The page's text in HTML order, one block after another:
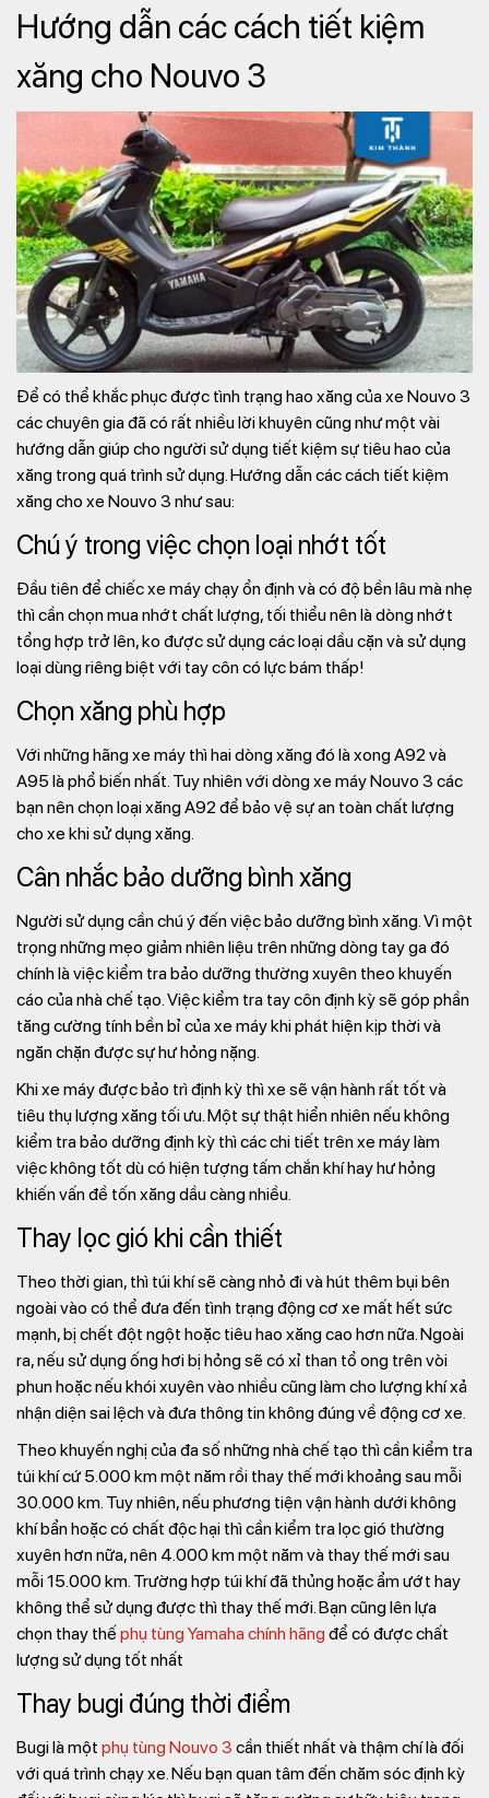
Hướng dẫn các cách tiết kiệm
xăng cho Nouvo 3
Để có thể khắc phục được tình trạng hao xăng của xe Nouvo 3
các chuyên gia đã có rất nhiều lời khuyên cũng như một vài
hướng dẫn giúp cho người sử dụng tiết kiệm sự tiêu hao của
xăng trong quá trình sử dụng. Hướng dẫn các cách tiết kiệm
xăng cho xe Nouvo 3 như sau:
Chú ý trong việc chọn loại nhớt tốt
Đầu tiên để chiếc xe máy chạy ổn định và có độ bền lâu mà nhẹ
thì cần chọn mua nhớt chất lượng, tối thiểu nên là dòng nhớt
tổng hợp trở lên, ko được sử dụng các loại dầu cặn và sử dụng
loại dùng riêng biệt với tay côn có lực bám thấp!
Chọn xăng phù hợp
Với những hãng xe máy thì hai dòng xăng đó là xong A92 và
A95 là phổ biến nhất. Tuy nhiên với dòng xe máy Nouvo 3 các
bạn nên chọn loại xăng A92 để bảo vệ sự an toàn chất lượng
cho xe khi sử dụng xăng.
Cân nhắc bảo dưỡng bình xăng
Người sử dụng cần chú ý đến việc bảo dưỡng bình xăng. Vì một
trọng những mẹo giảm nhiên liệu trên những dòng tay ga đó
chính là việc kiểm tra bảo dưỡng thường xuyên theo khuyến
cáo của nhà chế tạo. Việc kiểm tra tay côn định kỳ sẽ góp phần
tăng cường tính bền bỉ của xe máy khi phát hiện kịp thời và
ngăn chặn được sự hư hỏng nặng.
Khi xe máy được bảo trì định kỳ thì xe sẽ vận hành rất tốt và
tiêu thụ lượng xăng tối ưu. Một sự thật hiển nhiên nếu không
kiểm tra bảo dưỡng định kỳ thì các chi tiết trên xe máy làm
việc không tốt dù có hiện tượng tấm chắn khí hay hư hỏng
khiến vấn đề tốn xăng dầu càng nhiều.
Thay lọc gió khi cần thiết
Theo thời gian, thì túi khí sẽ càng nhỏ đi và hút thêm bụi bên
ngoài vào có thể đưa đến tình trạng động cơ xe mất hết sức
mạnh, bị chết đột ngột hoặc tiêu hao xăng cao hơn nữa. Ngoài
ra, nếu sử dụng ống hơi bị hỏng sẽ có xỉ than tổ ong trên vòi
phun hoặc nếu khói xuyên vào nhiều cũng làm cho lượng khí xả
nhận diện sai lệch và đưa thông tin không đúng về động cơ xe.
Theo khuyến nghị của đa số những nhà chế tạo thì cần kiểm tra
túi khí cứ 5.000 km một năm rồi thay thế mới khoảng sau mỗi
30.000 km. Tuy nhiên, nếu phương tiện vận hành dưới không
khí bẩn hoặc có chất độc hại thì cần kiểm tra lọc gió thường
xuyên hơn nữa, nên 4.000 km một năm và thay thế mới sau
mỗi 15.000 km. Trường hợp túi khí đã thủng hoặc ẩm ướt hay
không thể sử dụng được thì thay thế mới. Bạn cũng lên lựa
chọn thay thế phụ tùng Yamaha chính hãng để có được chất
lượng sử dụng tốt nhất
Thay bugi đúng thời điểm
Bugi là một phụ tùng Nouvo 3 cần thiết nhất và thậm chí là đối
với quá trình chạy xe. Nếu bạn quan tâm đến chăm sóc định kỳ